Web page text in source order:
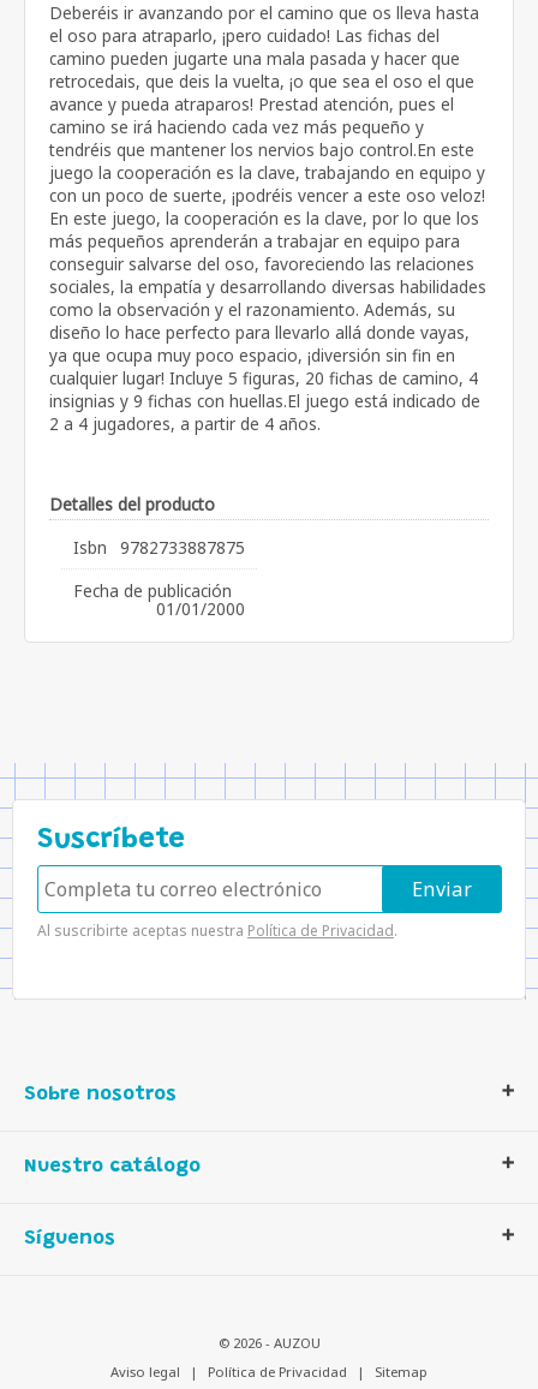
Deberéis ir avanzando por el camino que os lleva hasta
el oso para atraparlo, ¡pero cuidado! Las fichas del
camino pueden jugarte una mala pasada y hacer que
retrocedais, que deis la vuelta, ¡o que sea el oso el que
avance y pueda atraparos! Prestad atención, pues el
camino se irá haciendo cada vez más pequeño y
tendréis que mantener los nervios bajo control.En este
juego la cooperación es la clave, trabajando en equipo y
con un poco de suerte, ¡podréis vencer a este oso veloz!
En este juego, la cooperación es la clave, por lo que los
más pequeños aprenderán a trabajar en equipo para
conseguir salvarse del oso, favoreciendo las relaciones
sociales, la empatía y desarrollando diversas habilidades
como la observación y el razonamiento. Además, su
diseño lo hace perfecto para llevarlo allá donde vayas,
ya que ocupa muy poco espacio, ¡diversión sin fin en
cualquier lugar! Incluye 5 figuras, 20 fichas de camino, 4
insignias y 9 fichas con huellas.El juego está indicado de
2 a 4 jugadores, a partir de 4 años.
Detalles del producto
Isbn
9782733887875
Fecha de publicación
01/01/2000
Suscríbete
Al suscribirte aceptas nuestra Política de Privacidad.
Sobre nosotros
Quiénes somos
Nuestros valores
Nuestro catálogo
Actividades
Síguenos
© 2026 - AUZOU
Aviso legal
| Política de Privacidad | Sitemap